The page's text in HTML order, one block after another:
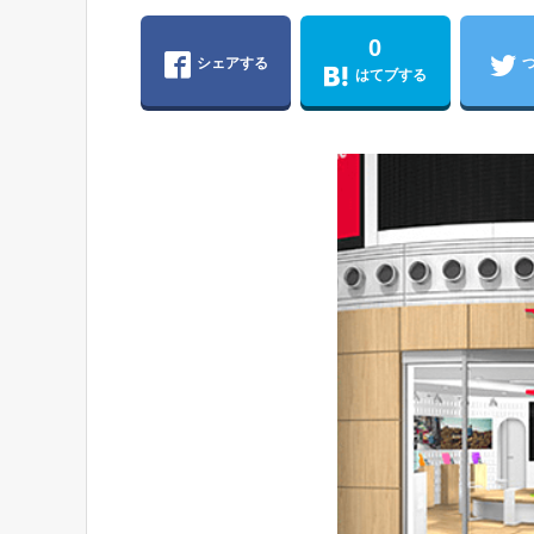
シェアする
0
はてブする